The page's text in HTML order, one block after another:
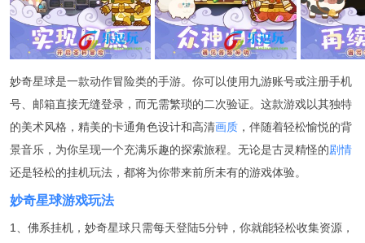
妙奇星球是一款动作冒险类的手游。你可以使用九游账号或注册手机
号、邮箱直接无缝登录，而无需繁琐的二次验证。这款游戏以其独特
的美术风格，精美的卡通角色设计和高清画质 ，伴随着轻松愉悦的背
景音乐，为你呈现一个充满乐趣的探索旅程。无论是古灵精怪的剧情
还是轻松的挂机玩法，都将为你带来前所未有的游戏体验。
妙奇星球游戏玩法
1、佛系挂机，妙奇星球只需每天登陆5分钟，你就能轻松收集资源，